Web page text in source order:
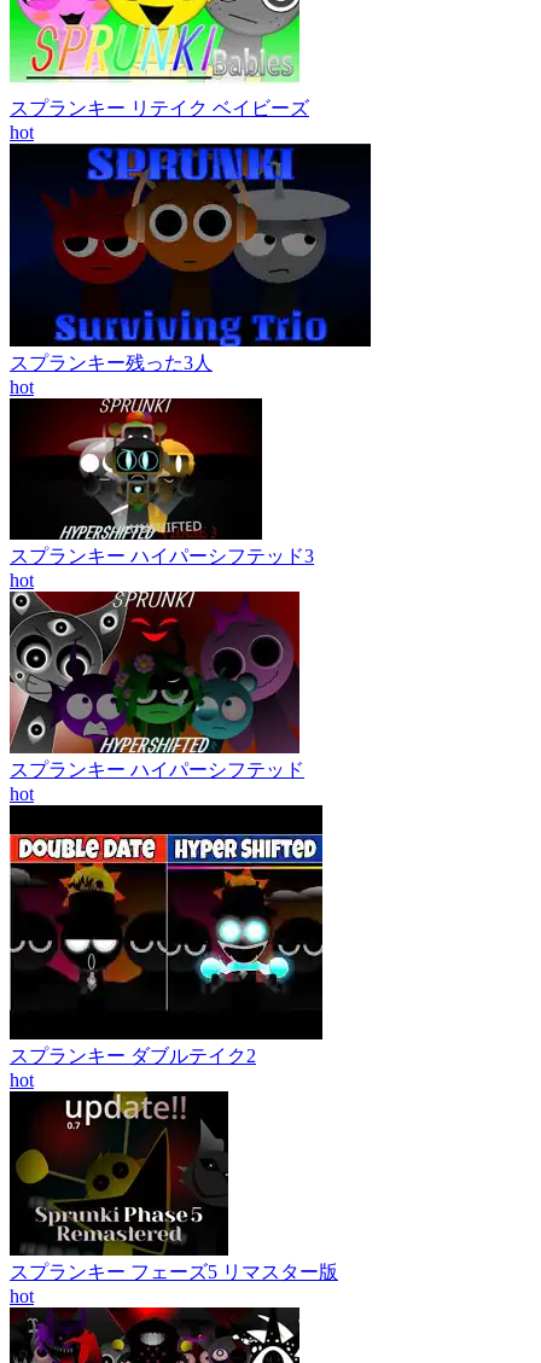
スプランキー リテイク ベイビーズ
hot
スプランキー残った3人
hot
スプランキー ハイパーシフテッド3
hot
スプランキー ハイパーシフテッド
hot
スプランキー ダブルテイク2
hot
スプランキー フェーズ5 リマスター版
hot